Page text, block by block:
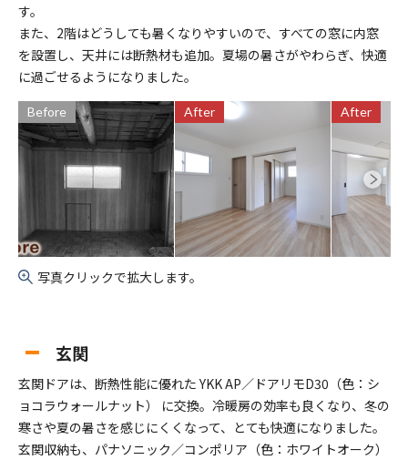
す。
また、2階はどうしても暑くなりやすいので、すべての窓に内窓
を設置し、天井には断熱材も追加。夏場の暑さがやわらぎ、快適
に過ごせるようになりました。
Before After After
写真クリックで拡大します。
玄関
玄関ドアは、断熱性能に優れた YKK AP／ドアリモD30（色：シ
ョコラウォールナット） に交換。冷暖房の効率も良くなり、冬の
寒さや夏の暑さを感じにくくなって、とても快適になりました。
玄関収納も、パナソニック／コンポリア（色：ホワイトオーク）